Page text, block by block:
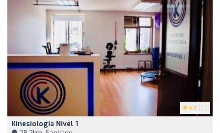
4.9 (91)
Kinesiologia Nivel 1